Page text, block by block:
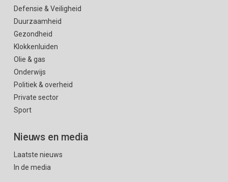
Defensie & Veiligheid
Duurzaamheid
Gezondheid
Klokkenluiden
Olie & gas
Onderwijs
Politiek & overheid
Private sector
Sport
Nieuws en media
Laatste nieuws
In de media